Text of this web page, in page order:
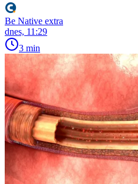
Be Native extra
dnes, 11:29
3 min